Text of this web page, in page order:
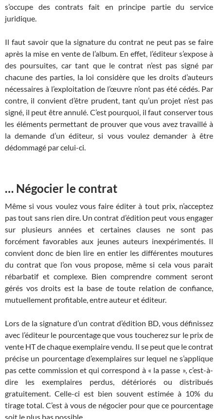
s’occupe des contrats fait en principe partie du service
juridique.
Il faut savoir que la signature du contrat ne peut pas se faire
après la mise en vente de l’album. En effet, l’éditeur s’expose à
des poursuites, car tant que le contrat n’est pas signé par
chacune des parties, la loi considère que les droits d’auteurs
nécessaires à l’exploitation de l’œuvre n’ont pas été cédés. Par
contre, il convient d’être prudent, tant qu’un projet n’est pas
signé, il peut être annulé. C’est pourquoi, il faut conserver tous
les éléments permettant de prouver que vous avez travaillé à
la demande d’un éditeur, si vous voulez demander à être
dédommagé par celui-ci.
… Négocier le contrat
Même si vous voulez vous faire éditer à tout prix, n’acceptez
pas tout sans rien dire. Un contrat d’édition peut vous engager
sur plusieurs années et certaines clauses ne sont pas
forcément favorables aux jeunes auteurs inexpérimentés. Il
convient donc de bien lire en entier les différentes moutures
du contrat que l’on vous propose, même si cela vous parait
rébarbatif et complexe. Bien comprendre comment seront
gérés vos droits est la base de toute relation de confiance,
mutuellement profitable, entre auteur et éditeur.
Lors de la signature d’un contrat d’édition BD, vous définissez
avec l’éditeur le pourcentage que vous toucherez sur le prix de
vente HT de chaque exemplaire vendu. Il se peut que le contrat
précise un pourcentage d’exemplaires sur lequel ne s’applique
pas cette commission et qui correspond à « la passe », c’est-à-
dire les exemplaires perdus, détériorés ou distribués
gratuitement. Celle-ci est bien souvent estimée à 10% du
tirage total. C’est à vous de négocier pour que ce pourcentage
soit le plus bas possible.